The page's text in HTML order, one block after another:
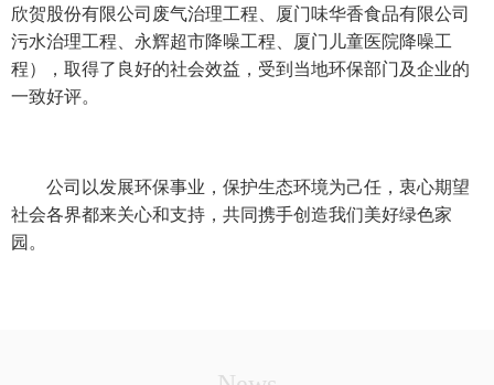
欣贺股份有限公司废气治理工程、厦门味华香食品有限公司
污水治理工程、永辉超市降噪工程、厦门儿童医院降噪工
程），取得了良好的社会效益，受到当地环保部门及企业的
一致好评。
公司以发展环保事业，保护生态环境为己任，衷心期望
社会各界都来关心和支持，共同携手创造我们美好绿色家
园。